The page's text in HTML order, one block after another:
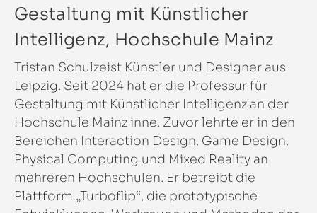
Gestaltung mit Künstlicher
Intelligenz, Hochschule Mainz
Tristan Schulzeist Künstler und Designer aus
Leipzig. Seit 2024 hat er die Professur für
Gestaltung mit Künstlicher Intelligenz an der
Hochschule Mainz inne. Zuvor lehrte er in den
Bereichen Interaction Design, Game Design,
Physical Computing und Mixed Reality an
mehreren Hochschulen. Er betreibt die
Plattform „Turboflip“, die prototypische